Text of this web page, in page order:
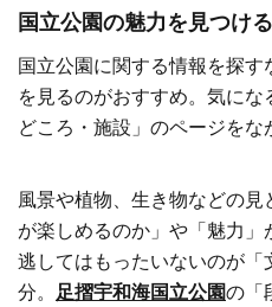
国立公園の魅力を見つけ
国立公園に関する情報を探す
を見るのがおすすめ。気に
どころ・施設」のページをな
風景や植物、生き物などの
が楽しめるのか」や「魅力
逃してはもったいないのが
分。 足摺宇和海国立公園の「